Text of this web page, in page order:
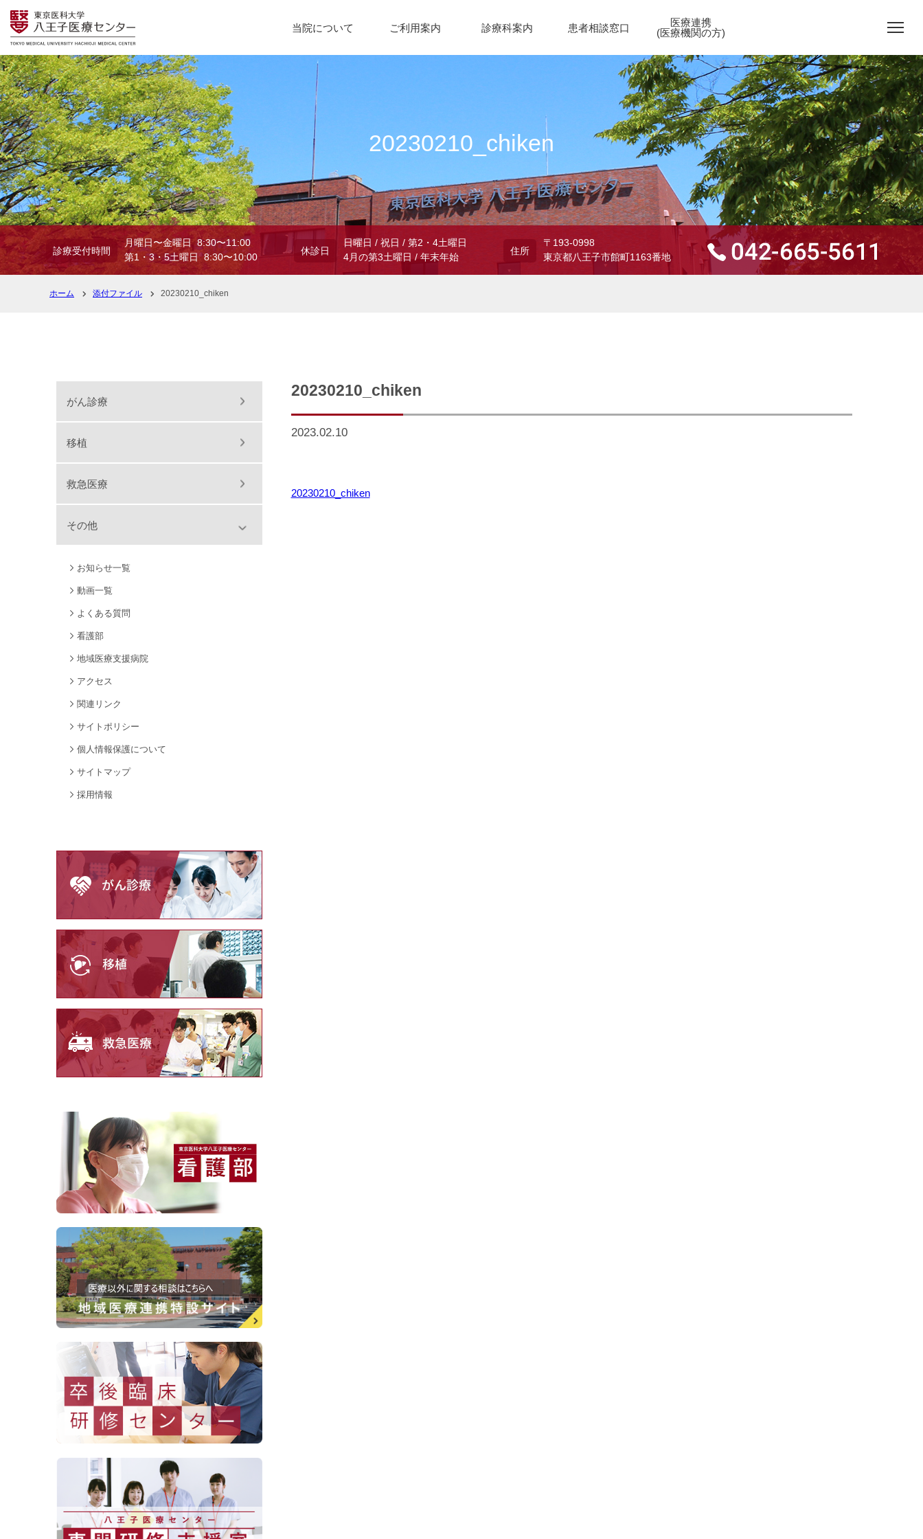
当院について ご利用案内 診療科案内 患者相談窓口
医療連携
(医療機関の方)
20230210_chiken
診療受付時間
月曜日〜金曜日 8:30〜11:00
第1・3・5土曜日 8:30〜10:00
休診日
日曜日 / 祝日 / 第2・4土曜日
4月の第3土曜日 / 年末年始
住所
〒193-0998
東京都八王子市館町1163番地
ホーム 添付ファイル 20230210_chiken
20230210_chiken
2023.02.10
20230210_chiken
がん診療
移植
救急医療
その他
お知らせ一覧
動画一覧
よくある質問
看護部
地域医療支援病院
アクセス
関連リンク
サイトポリシー
個人情報保護について
サイトマップ
採用情報